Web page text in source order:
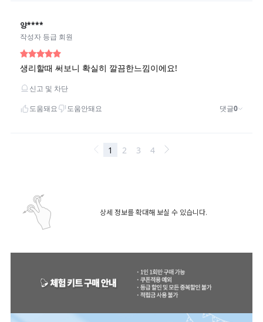
상세 정보를 확대해 보실 수 있습니다.